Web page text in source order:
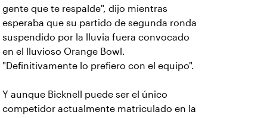
gente que te respalde", dijo mientras
esperaba que su partido de segunda ronda
suspendido por la lluvia fuera convocado
en el lluvioso Orange Bowl.
"Definitivamente lo prefiero con el equipo".
Y aunque Bicknell puede ser el único
competidor actualmente matriculado en la